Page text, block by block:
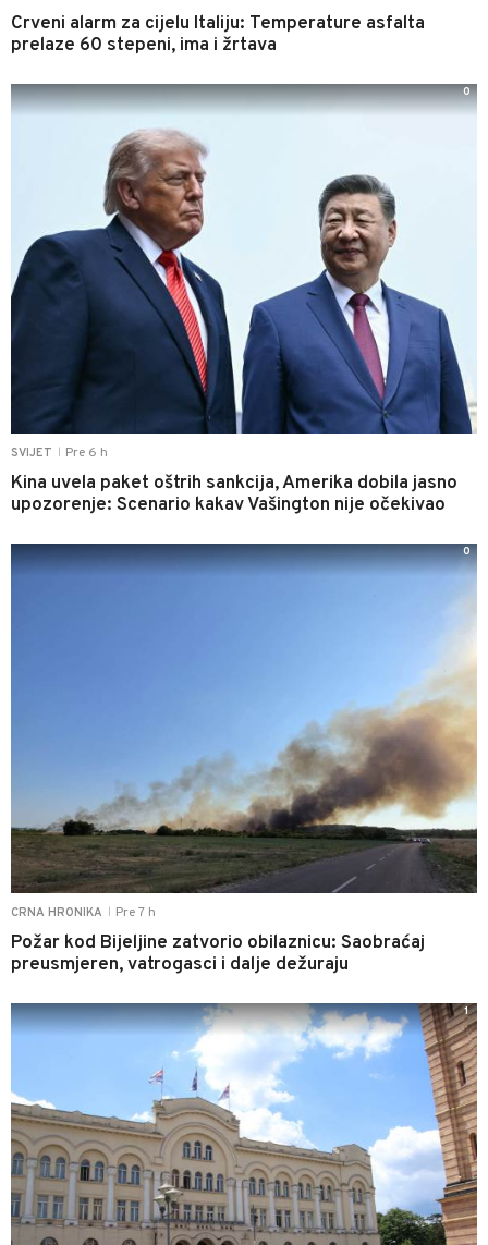
Crveni alarm za cijelu Italiju: Temperature asfalta
prelaze 60 stepeni, ima i žrtava
SVIJET Pre 6 h
Kina uvela paket oštrih sankcija, Amerika dobila jasno
upozorenje: Scenario kakav Vašington nije očekivao
0
CRNA HRONIKA Pre 7 h
Požar kod Bijeljine zatvorio obilaznicu: Saobraćaj
preusmjeren, vatrogasci i dalje dežuraju
0
1